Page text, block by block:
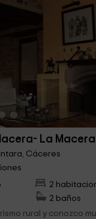
La Macera
Cáceres
2
2 baños
rural y conozco